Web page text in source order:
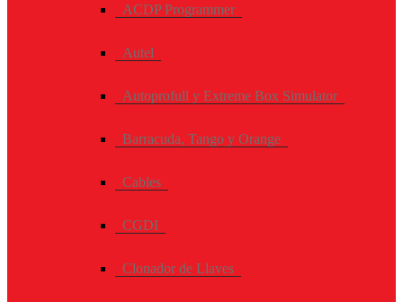
ACDP Programmer
Autel
Autoprofull y Extreme Box Simulator
Barracuda, Tango y Orange
Cables
CGDI
Clonador de Llaves